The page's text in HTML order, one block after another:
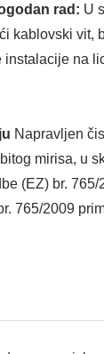
rad: U
kablovski vit,
na
Napravljen
mirisa, u
(EZ) br.
765/2009